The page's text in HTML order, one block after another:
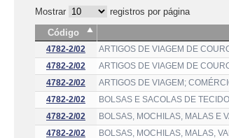
Mostrar
registros por página
Código
4782-2/02
ARTIGOS DE VIAGEM DE
4782-2/02
ARTIGOS DE VIAGEM DE
4782-2/02
ARTIGOS DE VIAGEM;
4782-2/02
BOLSAS E SACOLAS DE
4782-2/02
BOLSAS, MOCHILAS, MALAS E
4782-2/02
BOLSAS, MOCHILAS, MALAS,